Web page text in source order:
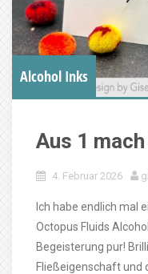
Alcohol Inks
Aus 1
4. Februar 2026
Ich habe endlich mal
Octopus Fluids
Begeisterung pur!
Fließeigenschaft und